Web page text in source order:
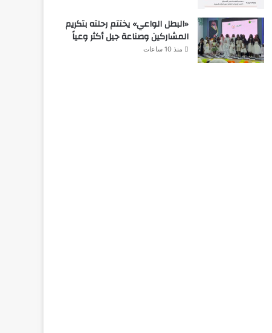
«البطل الواعي» يختتم رحلته بتكريم
المشاركين وصناعة جيل أكثر وعياً
منذ 10 ساعات